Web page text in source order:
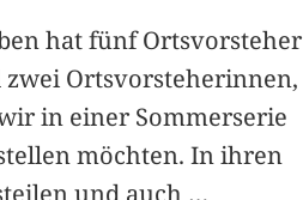
hat fünf Ortsvorsteher
zwei Ortsvorsteherinnen,
in einer Sommerserie
möchten. In ihren
und auch …